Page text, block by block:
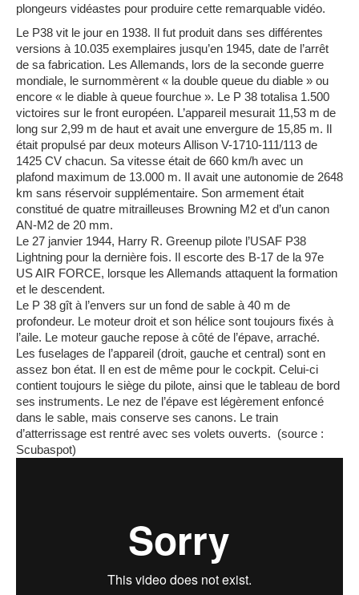
plongeurs vidéastes pour produire cette remarquable vidéo.
Le P38 vit le jour en 1938. Il fut produit dans ses différentes
versions à 10.035 exemplaires jusqu’en 1945, date de l’arrêt
de sa fabrication. Les Allemands, lors de la seconde guerre
mondiale, le surnommèrent « la double queue du diable » ou
encore « le diable à queue fourchue ». Le P 38 totalisa 1.500
victoires sur le front européen. L’appareil mesurait 11,53 m de
long sur 2,99 m de haut et avait une envergure de 15,85 m. Il
était propulsé par deux moteurs Allison V-1710-111/113 de
1425 CV chacun. Sa vitesse était de 660 km/h avec un
plafond maximum de 13.000 m. Il avait une autonomie de 2648
km sans réservoir supplémentaire. Son armement était
constitué de quatre mitrailleuses Browning M2 et d’un canon
AN-M2 de 20 mm.
Le 27 janvier 1944, Harry R. Greenup pilote l’USAF P38
Lightning pour la dernière fois. Il escorte des B-17 de la 97e
US AIR FORCE, lorsque les Allemands attaquent la formation
et le descendent.
Le P 38 gît à l’envers sur un fond de sable à 40 m de
profondeur. Le moteur droit et son hélice sont toujours fixés à
l’aile. Le moteur gauche repose à côté de l’épave, arraché.
Les fuselages de l’appareil (droit, gauche et central) sont en
assez bon état. Il en est de même pour le cockpit. Celui-ci
contient toujours le siège du pilote, ainsi que le tableau de bord
ses instruments. Le nez de l’épave est légèrement enfoncé
dans le sable, mais conserve ses canons. Le train
d’atterrissage est rentré avec ses volets ouverts. (source :
Scubaspot)